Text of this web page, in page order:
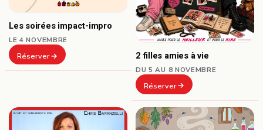
Les soirées impact-impro
LE 4 NOVEMBRE
Réserver 2 filles amies à vie
DU 5 AU 8 NOVEMBRE
Réserver